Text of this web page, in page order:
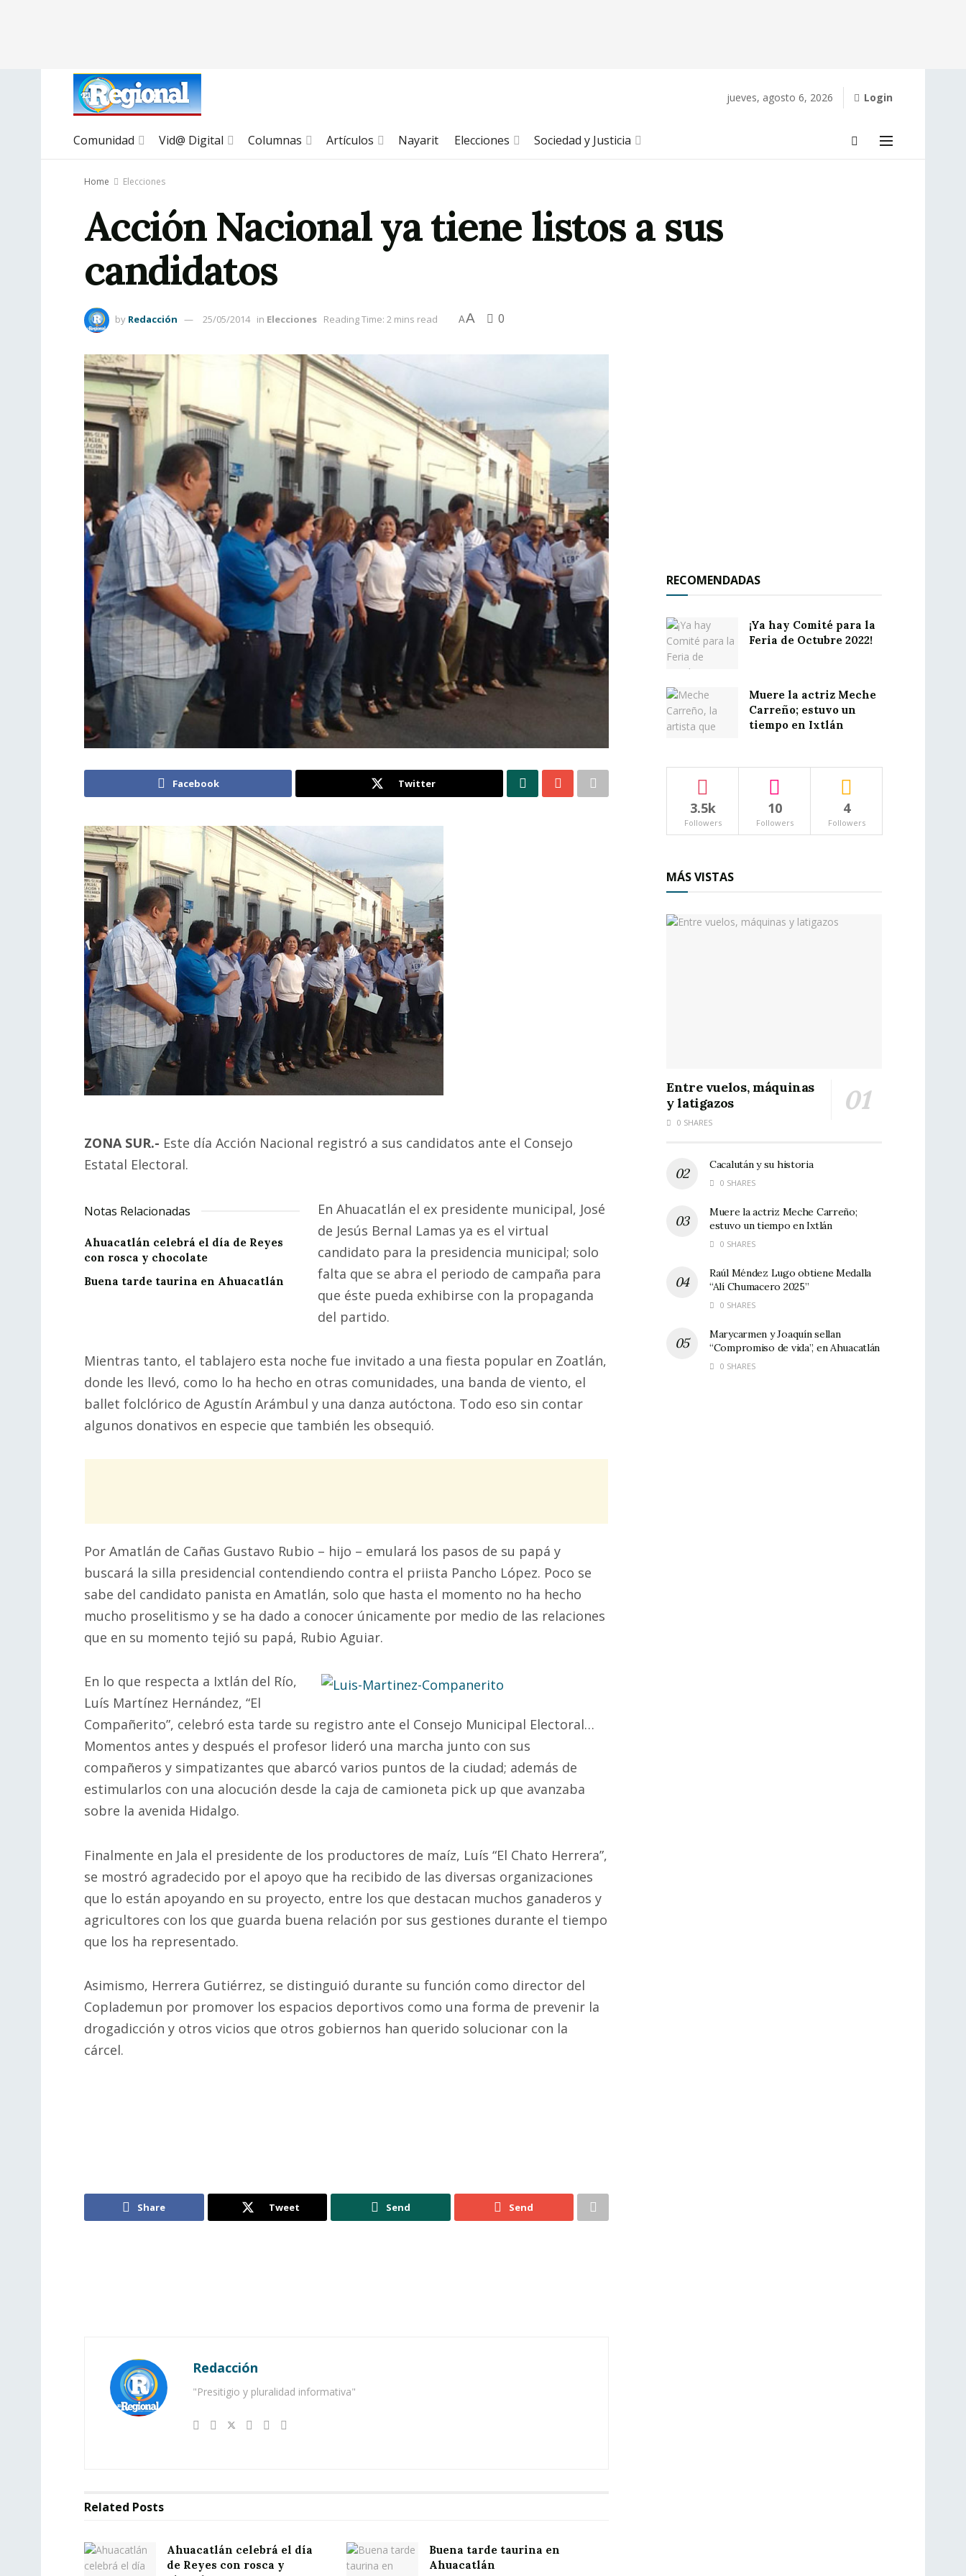
jueves, agosto 6, 2026 Login
Comunidad Vid@ Digital Columnas Artículos Nayarit Elecciones Sociedad y Justicia
Home Elecciones
Acción Nacional ya tiene listos a sus
candidatos
by Redacción 25/05/2014 in Elecciones Reading Time: 2 mins read AA 0
Facebook Twitter
ZONA SUR.- Este día Acción Nacional registró a sus candidatos ante el Consejo
Estatal Electoral.
Notas Relacionadas
Ahuacatlán celebrá el día de Reyes
con rosca y chocolate
Buena tarde taurina en Ahuacatlán
En Ahuacatlán el ex presidente municipal, José
de Jesús Bernal Lamas ya es el virtual
candidato para la presidencia municipal; solo
falta que se abra el periodo de campaña para
que éste pueda exhibirse con la propaganda
del partido.
Mientras tanto, el tablajero esta noche fue invitado a una fiesta popular en Zoatlán,
donde les llevó, como lo ha hecho en otras comunidades, una banda de viento, el
ballet folclórico de Agustín Arámbul y una danza autóctona. Todo eso sin contar
algunos donativos en especie que también les obsequió.
Por Amatlán de Cañas Gustavo Rubio – hijo – emulará los pasos de su papá y
buscará la silla presidencial contendiendo contra el priista Pancho López. Poco se
sabe del candidato panista en Amatlán, solo que hasta el momento no ha hecho
mucho proselitismo y se ha dado a conocer únicamente por medio de las relaciones
que en su momento tejió su papá, Rubio Aguiar.
En lo que respecta a Ixtlán del Río,
Luís Martínez Hernández, “El
Compañerito”, celebró esta tarde su registro ante el Consejo Municipal Electoral…
Momentos antes y después el profesor lideró una marcha junto con sus
compañeros y simpatizantes que abarcó varios puntos de la ciudad; además de
estimularlos con una alocución desde la caja de camioneta pick up que avanzaba
sobre la avenida Hidalgo.
Finalmente en Jala el presidente de los productores de maíz, Luís “El Chato Herrera”,
se mostró agradecido por el apoyo que ha recibido de las diversas organizaciones
que lo están apoyando en su proyecto, entre los que destacan muchos ganaderos y
agricultores con los que guarda buena relación por sus gestiones durante el tiempo
que los ha representado.
Asimismo, Herrera Gutiérrez, se distinguió durante su función como director del
Coplademun por promover los espacios deportivos como una forma de prevenir la
drogadicción y otros vicios que otros gobiernos han querido solucionar con la
cárcel.
Share Tweet Send Send
Redacción
"Presitigio y pluralidad informativa"
Related Posts
Ahuacatlán celebrá el día
de Reyes con rosca y
Buena tarde taurina en
Ahuacatlán
RECOMENDADAS
¡Ya hay Comité para la
Feria de Octubre 2022!
Muere la actriz Meche
Carreño; estuvo un
tiempo en Ixtlán
3.5k
Followers
10
Followers
4
Followers
MÁS VISTAS
Entre vuelos, máquinas
y latigazos
0 SHARES
Cacalután y su historia
0 SHARES
Muere la actriz Meche Carreño;
estuvo un tiempo en Ixtlán
0 SHARES
Raúl Méndez Lugo obtiene Medalla
“Alí Chumacero 2025”
0 SHARES
Marycarmen y Joaquín sellan
“Compromiso de vida”, en Ahuacatlán
0 SHARES